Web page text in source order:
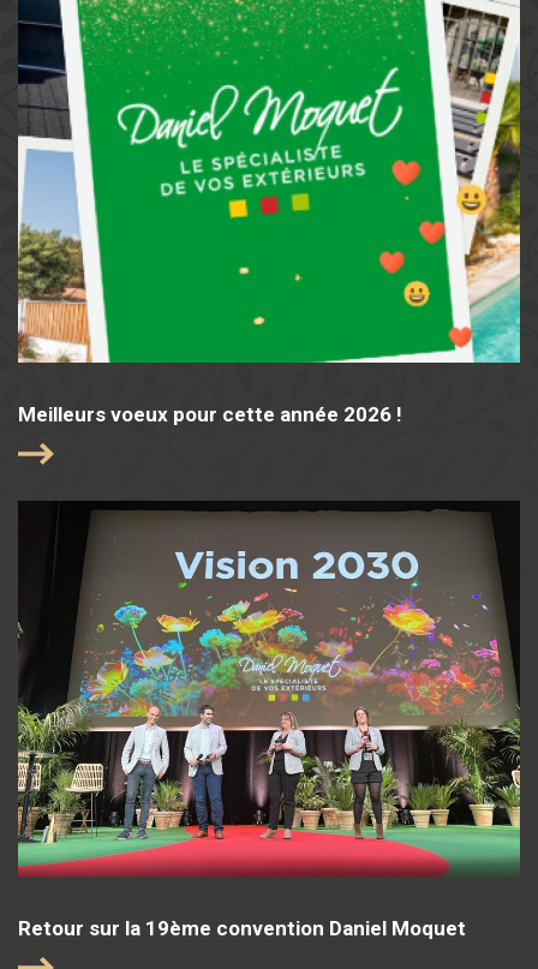
Meilleurs voeux pour cette année 2026 !
Retour sur la 19ème convention Daniel Moquet